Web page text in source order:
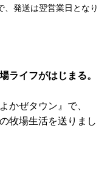
発送は翌営業日となり
ライフがはじまる。
かぜタウン』で、
牧場生活を送りまし